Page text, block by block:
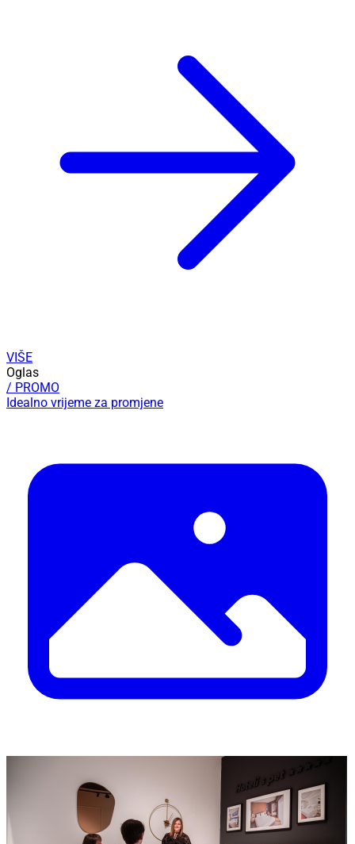
VIŠE
Oglas
/ PROMO
Idealno vrijeme za promjene